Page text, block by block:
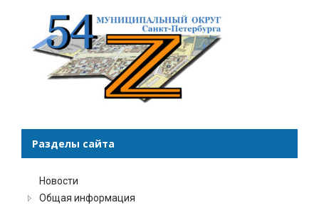
Разделы сайта
Новости
Общая информация